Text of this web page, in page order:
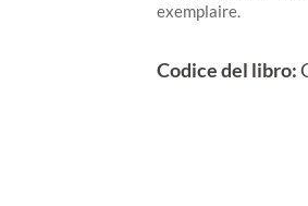
exemplaire.
Codice del libro: